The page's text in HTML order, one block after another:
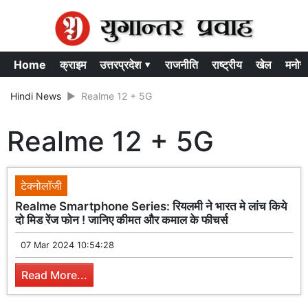
Home क्राइम उत्तरप्रदेश ▾ राजनीति राष्ट्रीय खेल
Hindi News Realme 12 + 5G
Realme 12 + 5G
टेक्नोलॉजी
Realme Smartphone Series: रियलमी ने भारत मे लांच किये
दो मिड रेंज फोन ! जानिए कीमत और कमाल के फीचर्स
07 Mar 2024 10:54:28
Read More...